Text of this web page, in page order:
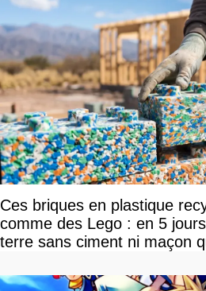
Ces briques en plastique
comme des Lego : en 5
terre sans ciment ni maçon